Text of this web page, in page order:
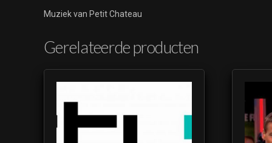
Muziek van Petit Chateau
Gerelateerde producten